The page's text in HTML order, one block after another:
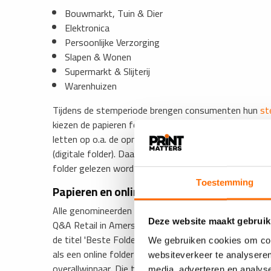
Toestemming
Deze website maakt
We gebruiken cookies om
websiteverkeer te
Bouwmarkt, Tuin & Dier
Elektronica
Persoonlijke Verzorging
Slapen & Wonen
Supermarkt & Slijterij
Warenhuizen
Tijdens de stemperiode brengen consumenten hun
kiezen de papieren folder, de online folder of beide
letten op o.a. de opmaak van de folder, de
(digitale folder). Daarnaast worden er vragen gesteld
folder gelezen wordt en of er na het lezen van de
Papieren en online folders
Alle genomineerden worden uitgenodigd voor een
Q&A Retail in Amersfoort. De genomineerde folder
de titel 'Beste Folder Awards' binnen de
als een online folder bekroond. De